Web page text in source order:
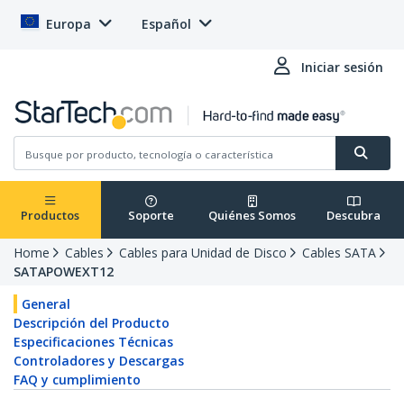
Europa Español
Iniciar sesión
Productos Soporte Quiénes Somos Descubra
Home Cables Cables para Unidad de Disco
Cables SATA
SATAPOWEXT12
General
Descripción del Producto
Especificaciones Técnicas
Controladores y Descargas
FAQ y cumplimiento